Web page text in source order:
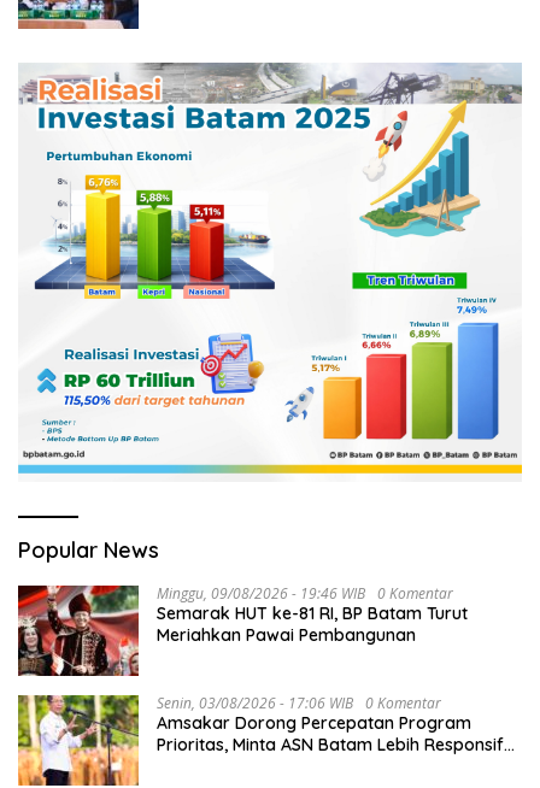
Popular News
Minggu, 09/08/2026 - 19:46 WIB 0 Komentar
Semarak HUT ke-81 RI, BP Batam Turut
Meriahkan Pawai Pembangunan
Senin, 03/08/2026 - 17:06 WIB 0 Komentar
Amsakar Dorong Percepatan Program
Prioritas, Minta ASN Batam Lebih Responsif